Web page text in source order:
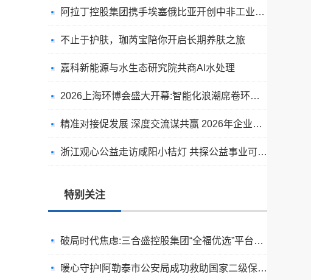
阿拉丁控股集团携手埃塞俄比亚开创中非工业农业合作新篇章
不止于护肤，珈芮宝陪你开启长期养肤之旅
嘉科新能源与水生态研究院共商AI水处理
2026上海环博会盛大开幕:智能化浪潮席卷环保产业
精准对接促发展 深度交流谋共赢 2026年企业投融资交流活动第二期圆满举行
浙江观心公益走访咸阳小桔灯 共探公益事业可持续发展新路径
特别关注
出圈·出山·出海的福临瑶浴
绿动珠城 向淮而生 ——安徽淮海园林绿化工程有限公司发展纪实
叙宗情 促交流 谋发展——上海朱氏宗亲会走进上海晨烨家具有限公司
破局时代焦虑:三合盛控股集团“全福优选”平台正式启航
暖心守护!阿勒泰市公安局成功救助国家二级保护动物黑鸢